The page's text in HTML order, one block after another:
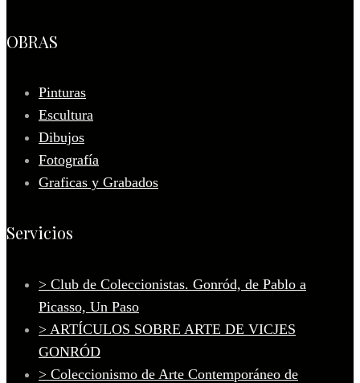
OBRAS
Pinturas
Escultura
Dibujos
Fotografía
Graficas y Grabados
Servicios
> Club de Coleccionistas. Gonród, de Pablo a
Picasso, Un Paso
> ARTÍCULOS SOBRE ARTE DE VICJES
GONRÓD
> Coleccionismo de Arte Contemporáneo de